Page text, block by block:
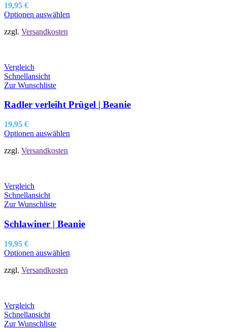
19,95 €
Optionen auswählen
zzgl. Versandkosten
Vergleich
Schnellansicht
Zur Wunschliste
Radler verleiht Prügel | Beanie
19,95 €
Optionen auswählen
zzgl. Versandkosten
Vergleich
Schnellansicht
Zur Wunschliste
Schlawiner | Beanie
19,95 €
Optionen auswählen
zzgl. Versandkosten
Vergleich
Schnellansicht
Zur Wunschliste